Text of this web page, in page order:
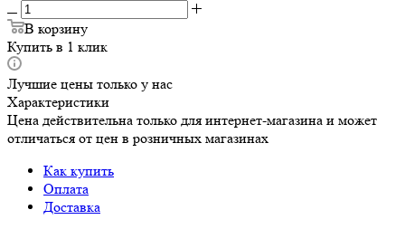
В корзину
Купить в 1 клик
Лучшие цены только у нас
Характеристики
Цена действительна только для интернет-магазина и может
отличаться от цен в розничных магазинах
Как купить
Оплата
Доставка